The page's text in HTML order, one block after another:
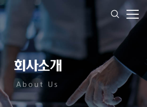
회사소개
About Us